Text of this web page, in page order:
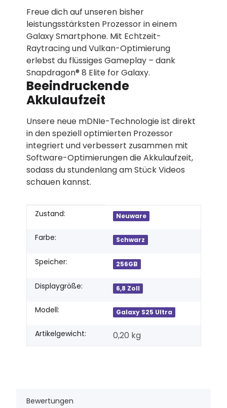
Freue dich auf unseren bisher
leistungsstärksten Prozessor in einem
Galaxy Smartphone. Mit Echtzeit-
Raytracing und Vulkan-Optimierung
erlebst du flüssiges Gameplay – dank
Snapdragon® 8 Elite for Galaxy.
Beeindruckende
Akkulaufzeit
Unsere neue mDNIe-Technologie ist direkt
in den speziell optimierten Prozessor
integriert und verbessert zusammen mit
Software-Optimierungen die Akkulaufzeit,
sodass du stundenlang am Stück Videos
schauen kannst.
Produkteigenschaft
Wert
Zustand: Neuware
Farbe: Schwarz
Speicher: 256GB
Displaygröße: 6,8 Zoll
Modell: Galaxy S25 Ultra
Artikelgewicht: 0,20 kg
Bewertungen